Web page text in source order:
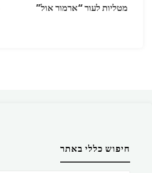
מטליות לעור “ארמור אול”
חיפוש כללי באתר